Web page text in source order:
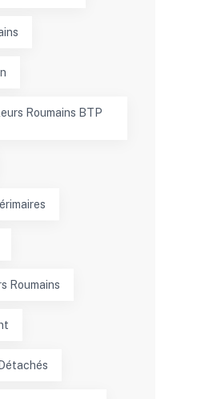
Roumains BTP
Roumains